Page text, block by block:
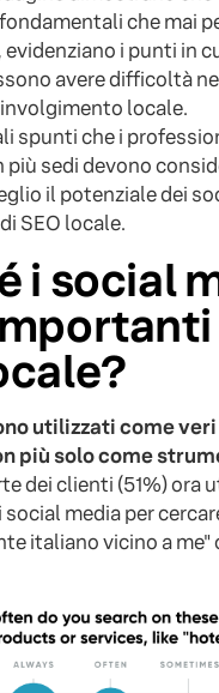
che mai
i punti in
avere difficoltà
locale.
spunti che i
sedi devono
il potenziale dei
SEO locale.
i social
utilizzati come
più solo come
dei clienti (51%) ora
media per
italiano vicino a me"